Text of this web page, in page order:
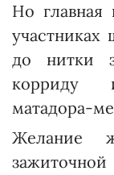
Но
участниках
до нитки
корриду
матадора-
Желание